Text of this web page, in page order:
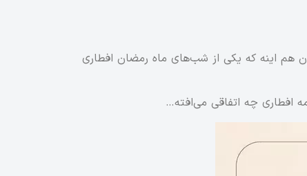
هم اینه که یکی از شب‌های ماه رمضان افطاری
افطاری چه اتفاقی می‌افته…